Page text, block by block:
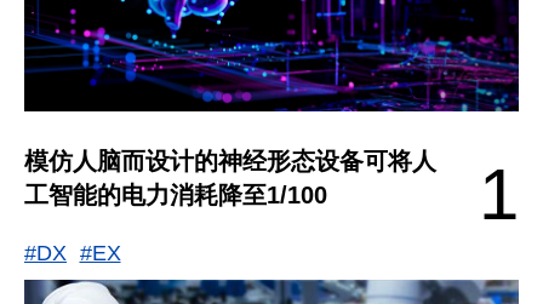
1
模仿人脑而设计的神经形态设备可将人
工智能的电力消耗降至1/100
#DX #EX